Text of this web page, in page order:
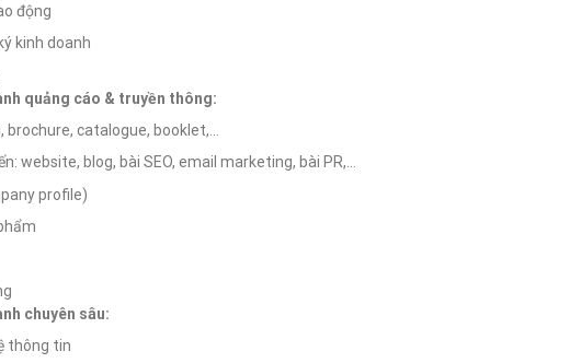
động
kinh doanh
quảng cáo & truyền thông:
catalogue, booklet,…
website, blog, bài SEO, email marketing, bài PR,…
profile)
chuyên sâu:
thông tin